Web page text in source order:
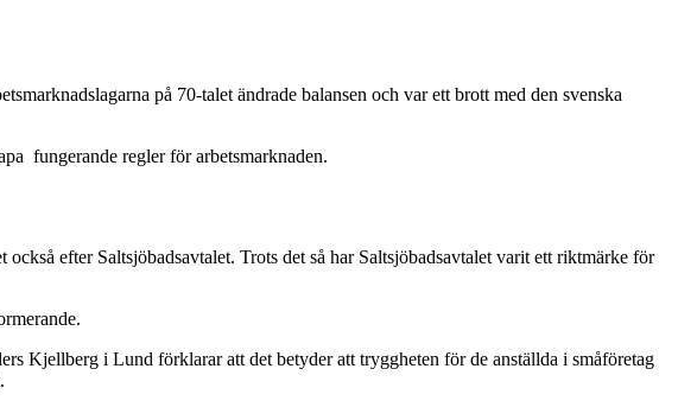
på 70-talet ändrade balansen och var ett brott med den svenska
fungerande regler för arbetsmarknaden.
efter Saltsjöbadsavtalet. Trots det så har Saltsjöbadsavtalet varit ett riktmärke för
Kjellberg i Lund förklarar att det betyder att tryggheten för de anställda i småföretag